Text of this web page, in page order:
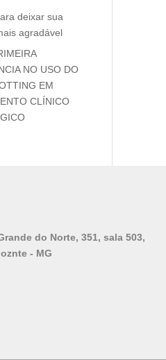
deixar sua
agradável
NO USO DO
EM
CLÍNICO
do Norte, 351, sala 503,
- MG